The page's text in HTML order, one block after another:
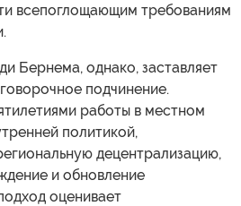
всепоглощающим требованиям
Бернема, однако, заставляет
подчинение.
работы в местном
политикой,
децентрализацию,
и обновление
оценивает